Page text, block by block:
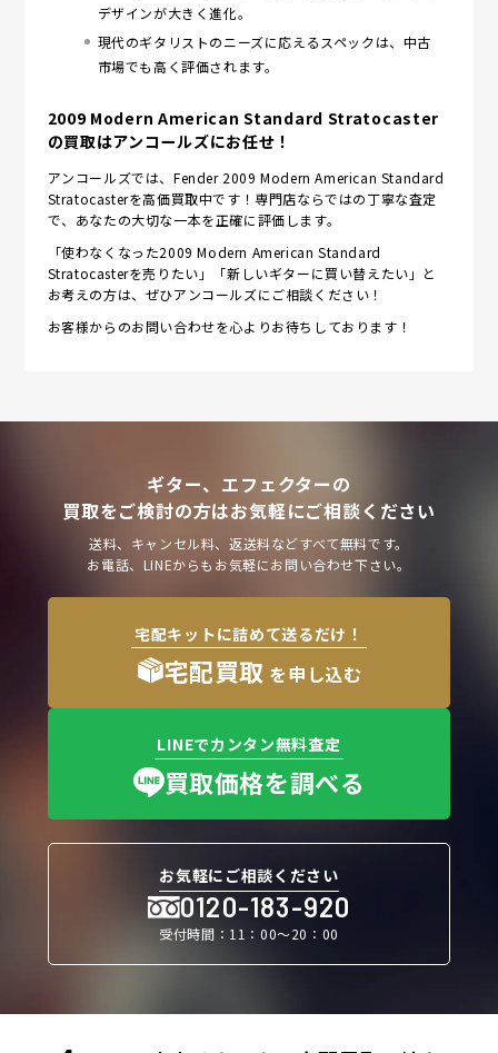
デザインが大きく進化。
現代のギタリストのニーズに応えるスペックは、中古
市場でも高く評価されます。
2009 Modern American Standard Stratocaster
の買取はアンコールズにお任せ！
アンコールズでは、Fender 2009 Modern American Standard
Stratocasterを高価買取中です！専門店ならではの丁寧な査定
で、あなたの大切な一本を正確に評価します。
「使わなくなった2009 Modern American Standard
Stratocasterを売りたい」「新しいギターに買い替えたい」と
お考えの方は、ぜひアンコールズにご相談ください！
お客様からのお問い合わせを心よりお待ちしております！
ギター、エフェクターの
買取をご検討の方はお気軽にご相談ください
送料、キャンセル料、返送料などすべて無料です。
お電話、LINEからもお気軽にお問い合わせ下さい。
宅配キットに詰めて送るだけ！
宅配買取 を申し込む
LINEでカンタン無料査定
買取価格を調べる
お気軽にご相談ください
0120-183-920
受付時間：11：00〜20：00